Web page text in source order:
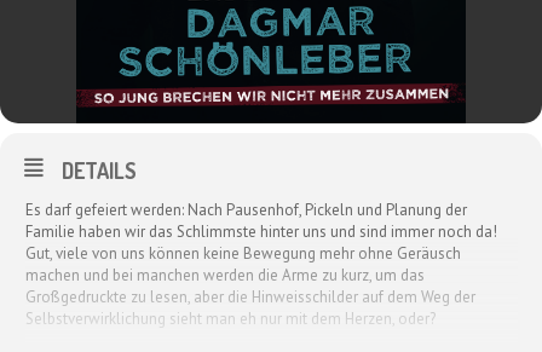
DETAILS
Es darf gefeiert werden: Nach Pausenhof, Pickeln und Planung der
Familie haben wir das Schlimmste hinter uns und sind immer noch da!
Gut, viele von uns können keine Bewegung mehr ohne Geräusch
machen und bei manchen werden die Arme zu kurz, um das
Großgedruckte zu lesen, aber die Hinweisschilder auf dem Weg der
Selbstverwirklichung sieht man eh nur mit dem Herzen, oder?